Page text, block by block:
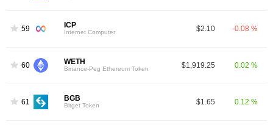
59 ICP
Internet Computer $2.10 -0.08 %
60 WETH
Binance-Peg Ethereum Token $1,919.25 0.02 %
61 BGB
Bitget Token $1.65 0.12 %